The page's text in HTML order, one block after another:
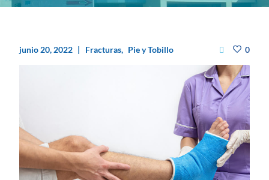
junio 20, 2022 Fracturas Pie y Tobillo 0